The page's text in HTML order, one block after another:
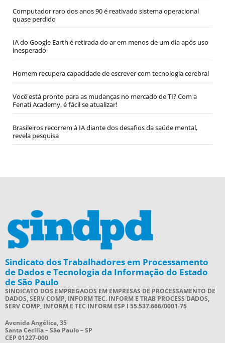
Computador raro dos anos 90 é reativado sistema operacional
quase perdido
IA do Google Earth é retirada do ar em menos de um dia após uso
inesperado
Homem recupera capacidade de escrever com tecnologia cerebral
Você está pronto para as mudanças no mercado de TI? Com a
Fenati Academy, é fácil se atualizar!
Brasileiros recorrem à IA diante dos desafios da saúde mental,
revela pesquisa
Sindicato dos Trabalhadores em Processamento
de Dados e Tecnologia da Informação do Estado
de São Paulo
SINDICATO DOS EMPREGADOS EM EMPRESAS DE PROCESSAMENTO DE
DADOS, SERV COMP, INFORM TEC. INFORM E TRAB PROCESS DADOS,
SERV COMP, INFORM E TEC INFORM ESP I 55.537.666/0001-75
Avenida Angélica, 35
Santa Cecília – São Paulo – SP
CEP 01227-000